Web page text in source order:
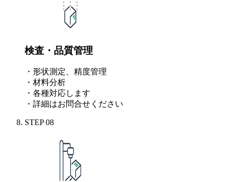
検査・品質管理
・形状測定、精度管理
・材料分析
・各種対応します
・詳細はお問合せください
STEP 08